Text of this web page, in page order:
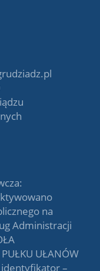
na
Administracji
UŁANÓW
identyfikator –